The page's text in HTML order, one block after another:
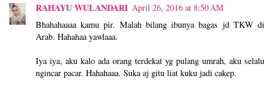
RAHAYU WULANDARI April 26, 2016 at 8:50 AM
Bhahahaaaa kamu pir. Malah bilang ibunya bagas jd TKW di
Arab. Hahahaa yawlaaa.
Iya iya, aku kalo ada orang terdekat yg pulang umrah, aku selalu
ngincar pacar. Hahahaaa. Suka aj gitu liat kuku jadi cakep.